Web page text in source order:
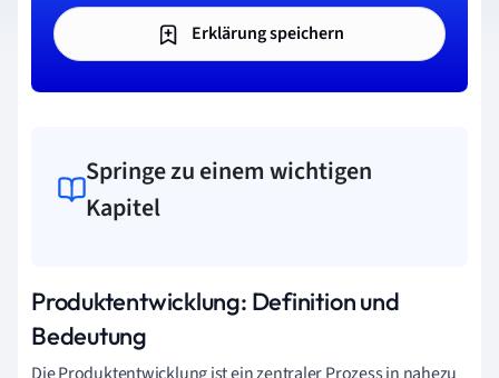
Erklärung speichern
Springe zu einem wichtigen
Kapitel
Produktentwicklung: Definition und
Bedeutung
Die Produktentwicklung ist ein zentraler Prozess in nahezu